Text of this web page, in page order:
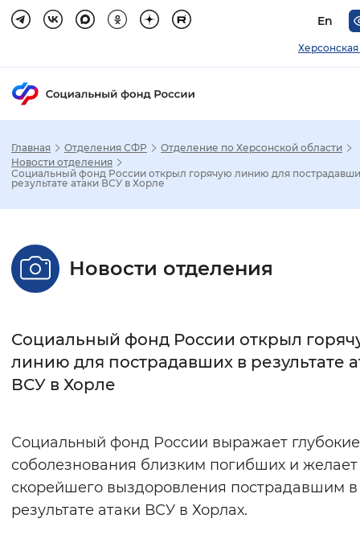
En
Стандартный Увеличенный
Без засечек С засечками
Цвет сайта
Монохромный Инверсивный
Главная Отделения СФР
Отделение по Херсонской области
Новости отделения
Социальный фонд России открыл горячую линию для
результате атаки ВСУ в Хорле
Новости отделения
Социальный фонд России открыл
линию для пострадавших в результате
ВСУ в Хорле
Социальный фонд России выражает глубокие
соболезнования близким погибших и желает
скорейшего выздоровления пострадавшим в
результате атаки ВСУ в Хорлах.